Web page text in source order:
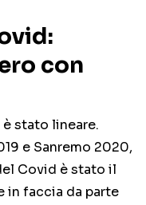
con
stato lineare.
e Sanremo 2020,
Covid è stato il
in faccia da parte